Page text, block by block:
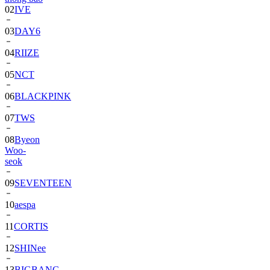
03DAY6
04RIIZE
05NCT
06BLACKPINK
07TWS
08Byeon
Woo-
seok
09SEVENTEEN
10aespa
11CORTIS
12SHINee
13BIGBANG